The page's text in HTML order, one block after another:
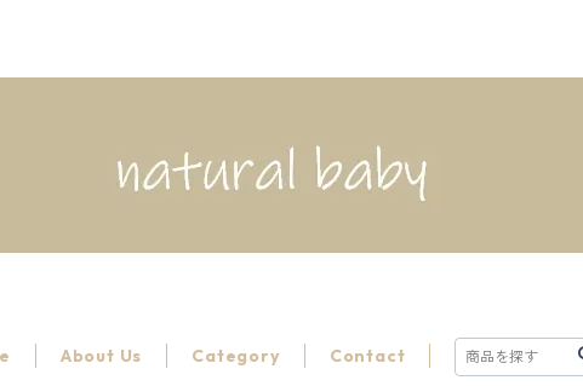
About Us Category Contact